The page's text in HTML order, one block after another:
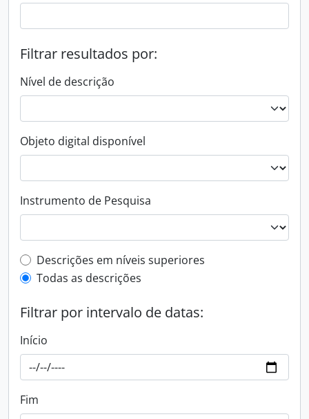
Filtrar resultados por:
Nível de descrição
Objeto digital disponível
Instrumento de Pesquisa
Filtro de descrição de nível superior
Descrições em níveis superiores
Todas as descrições
Filtrar por intervalo de datas:
Início
Fim